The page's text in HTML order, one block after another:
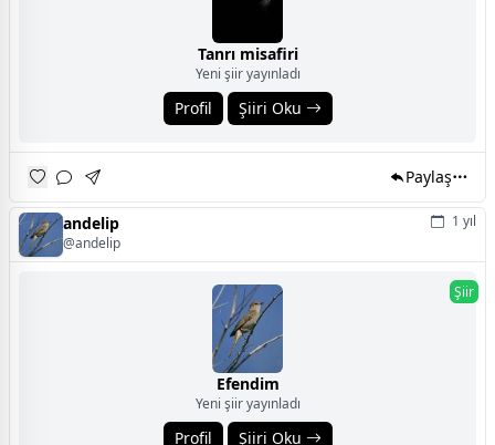
Tanrı misafiri
Yeni şiir yayınladı
Profil Şiiri Oku
Paylaş
andelip
@andelip
1 yıl
Şiir
Efendim
Yeni şiir yayınladı
Profil Şiiri Oku